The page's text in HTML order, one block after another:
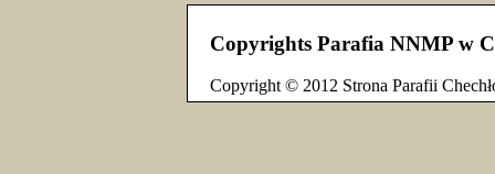
Copyrights Parafia NNMP w
Copyright © 2012 Strona Parafii